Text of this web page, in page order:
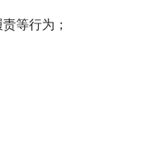
等行为；